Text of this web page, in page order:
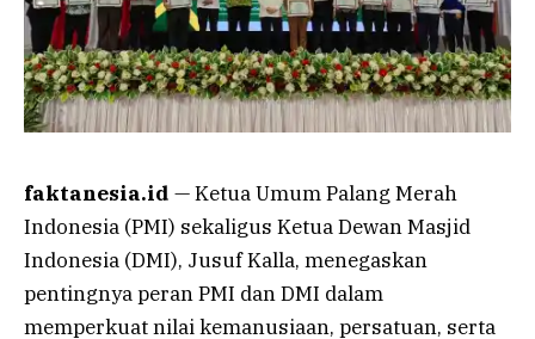
faktanesia.id — Ketua Umum Palang Merah
Indonesia (PMI) sekaligus Ketua Dewan Masjid
Indonesia (DMI), Jusuf Kalla, menegaskan
pentingnya peran PMI dan DMI dalam
memperkuat nilai kemanusiaan, persatuan, serta